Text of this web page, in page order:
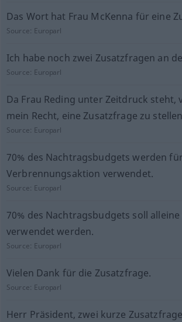
Das Wort hat Frau McKenna für eine
Source: Europarl
Ich habe noch zwei Zusatzfragen an
Source: Europarl
Da Frau Reding unter Zeitdruck steht,
mein Recht, eine Zusatzfrage zu
Source: Europarl
70% des Nachtragsbudgets werden
Verbrennungsaktion verwendet.
Source: Europarl
70% des Nachtragsbudgets soll
verwendet werden.
Source: Europarl
Vielen Dank für die Zusatzfrage.
Source: Europarl
Herr Präsident, zwei kurze